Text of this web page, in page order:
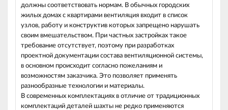
должны соответствовать нормам. В обычных городских
жилых домах с квартирами вентиляция входит в список
узлов, работу и конструктив которых запрещено нарушать
своим вмешательством. При частных застройках такое
требование отсутствует, поэтому при разработках
проектной документации состава вентиляционной системы,
в основном происходит согласно пожеланиям и
возможностям заказчика. Это позволяет применять
разнообразные технологии и материалы.
В современных комплектациях в отличие от традиционных
комплектаций деталей шахты не редко применяются